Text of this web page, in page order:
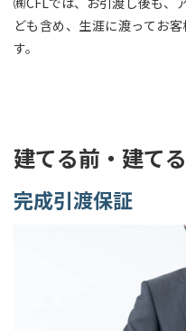
ども含め、生涯に渡ってお
す。
建てる前・建て
完成引渡保証